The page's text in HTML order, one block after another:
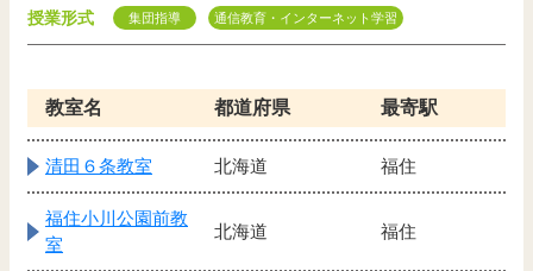
授業形式 集団指導 通信教育・インターネット学習
教室名 都道府県 最寄駅
清田６条教室 北海道 福住
福住小川公園前教
室
北海道 福住